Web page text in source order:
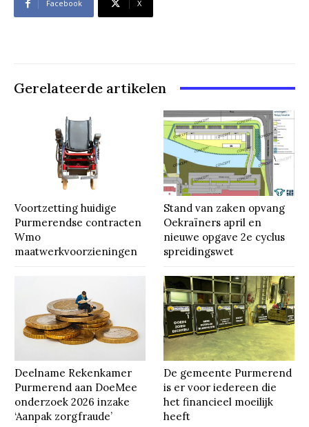
Facebook X
Gerelateerde artikelen
Voortzetting huidige
Purmerendse contracten
Wmo
maatwerkvoorzieningen
Stand van zaken opvang
Oekraïners april en
nieuwe opgave 2e cyclus
spreidingswet
Deelname Rekenkamer
Purmerend aan DoeMee
onderzoek 2026 inzake
‘Aanpak zorgfraude’
De gemeente Purmerend
is er voor iedereen die
het financieel moeilijk
heeft